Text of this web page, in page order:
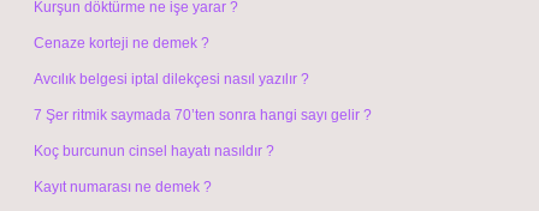
Kurşun döktürme ne işe yarar ?
Cenaze korteji ne demek ?
Avcılık belgesi iptal dilekçesi nasıl yazılır ?
7 Şer ritmik saymada 70’ten sonra hangi sayı gelir ?
Koç burcunun cinsel hayatı nasıldır ?
Kayıt numarası ne demek ?